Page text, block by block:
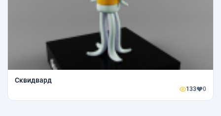
Сквидвард
133 0